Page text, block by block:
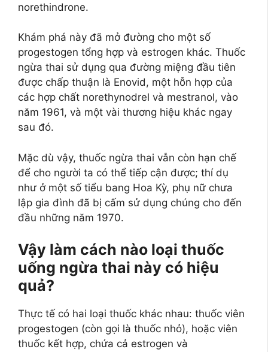
norethindrone.
Khám phá này đã mở đường cho một số
progestogen tổng hợp và estrogen khác. Thuốc
ngừa thai sử dụng qua đường miệng đầu tiên
được chấp thuận là Enovid, một hỗn hợp của
các hợp chất norethynodrel và mestranol, vào
năm 1961, và một vài thương hiệu khác ngay
sau đó.
Mặc dù vậy, thuốc ngừa thai vẫn còn hạn chế
để cho người ta có thể tiếp cận được; thí dụ
như ở một số tiểu bang Hoa Kỳ, phụ nữ chưa
lập gia đình đã bị cấm sử dụng chúng cho đến
đầu những năm 1970.
Vậy làm cách nào loại thuốc
uống ngừa thai này có hiệu
quả?
Thực tế có hai loại thuốc khác nhau: thuốc viên
progestogen (còn gọi là thuốc nhỏ), hoặc viên
thuốc kết hợp, chứa cả estrogen và